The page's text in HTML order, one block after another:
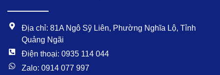
o
e
Địa chỉ: 81A Ngô Sỹ Liên, Phường Nghĩa Lộ, Tỉnh
Quảng Ngãi
Điện thoại: 0935 114 044
Zalo: 0914 077 997